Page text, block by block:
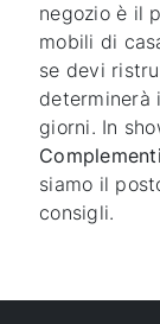
negozio è il
mobili di
se devi
determinerà
giorni. In
Complementi
siamo il
consigli.